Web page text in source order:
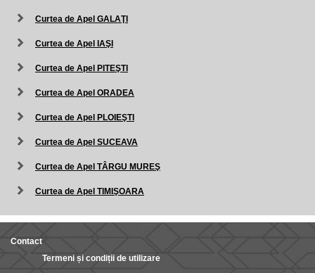
Curtea de Apel GALAŢI
Curtea de Apel IAŞI
Curtea de Apel PITEŞTI
Curtea de Apel ORADEA
Curtea de Apel PLOIEŞTI
Curtea de Apel SUCEAVA
Curtea de Apel TÂRGU MUREŞ
Curtea de Apel TIMIŞOARA
Contact
Termeni și condiții de utilizare